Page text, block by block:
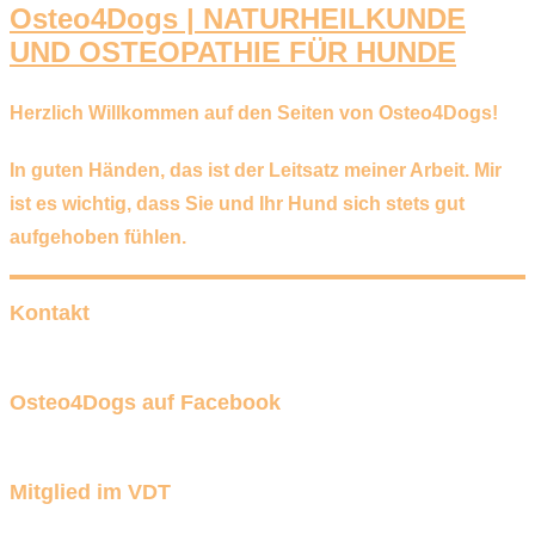
Osteo4Dogs | NATURHEILKUNDE
UND OSTEOPATHIE FÜR HUNDE
Herzlich Willkommen auf den Seiten von Osteo4Dogs!
In guten Händen, das ist der Leitsatz meiner Arbeit. Mir
ist es wichtig, dass Sie und Ihr Hund sich stets gut
aufgehoben fühlen.
Kontakt
Osteo4Dogs auf Facebook
Mitglied im VDT